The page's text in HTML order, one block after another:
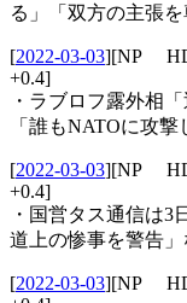
る」「双方の主張
[2022-03-03][NP
+0.4]
・ラブロフ露外相
「誰もNATOに攻撃
[2022-03-03][NP
+0.4]
・国営タス通信は3
道上の惨事を警告」
[2022-03-03][NP